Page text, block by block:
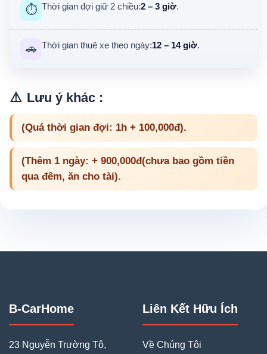
⏱️ Thời gian đợi giữ 2 chiều:2 – 3 giờ.
🚗 Thời gian thuê xe theo ngày:12 – 14 giờ.
Lưu ý khác :
(Quá thời gian đợi: 1h + 100,000đ).
(Thêm 1 ngày: + 900,000đ(chưa bao gồm tiền
qua đêm, ăn cho tài).
B-CarHome
23 Nguyễn Trường Tộ,
Liên Kết Hữu Ích
Về Chúng Tôi